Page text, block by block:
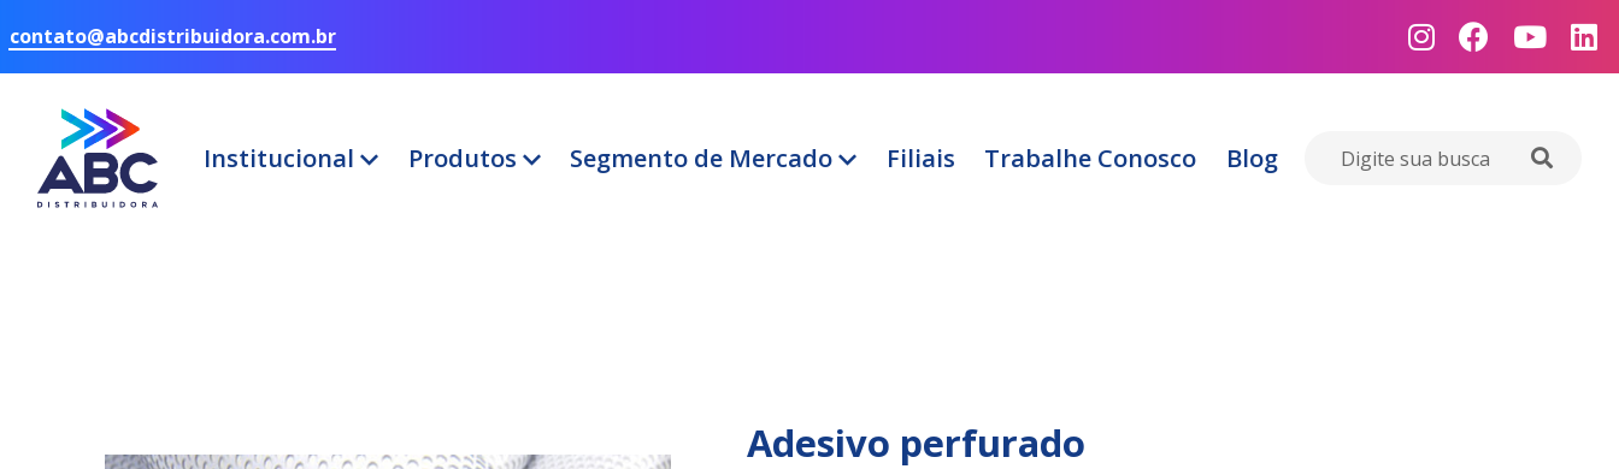
contato@abcdistribuidora.com.br
Institucional Produtos Segmento de Mercado Filiais Trabalhe Conosco Blog
Adesivo perfurado